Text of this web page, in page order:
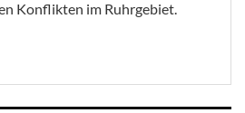
Konflikten im Ruhrgebiet.